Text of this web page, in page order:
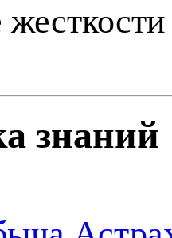
знаний